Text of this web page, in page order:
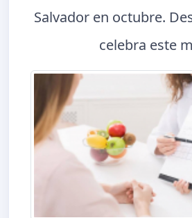
Salvador en octubre.
celebra este